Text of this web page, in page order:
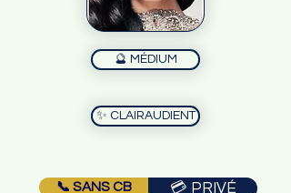
🔮 MÉDIUM
✨ CLAIRAUDIENT
📞 SANS CB 💳 PRIVÉ